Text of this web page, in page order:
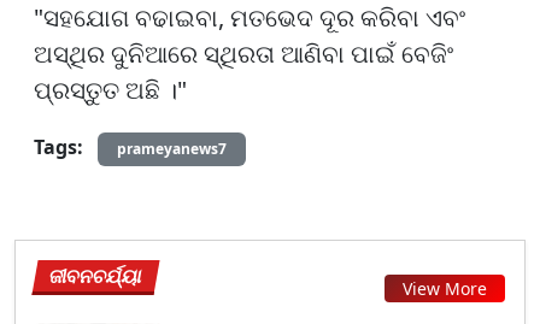
"ସହଯୋଗ ବଢାଇବା, ମତଭେଦ ଦୂର କରିବା ଏବଂ
ଅସ୍ଥିର ଦୁନିଆରେ ସ୍ଥିରତା ଆଣିବା ପାଇଁ ବେଜିଂ
ପ୍ରସ୍ତୁତ ଅଛି ।"
Tags: prameyanews7
ଜୀବନଚର୍ଯ୍ୟା View More